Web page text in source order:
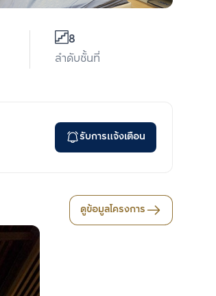
8
ลำดับชั้นที่
รับการแจ้งเตือน
ดูข้อมูลโครงการ